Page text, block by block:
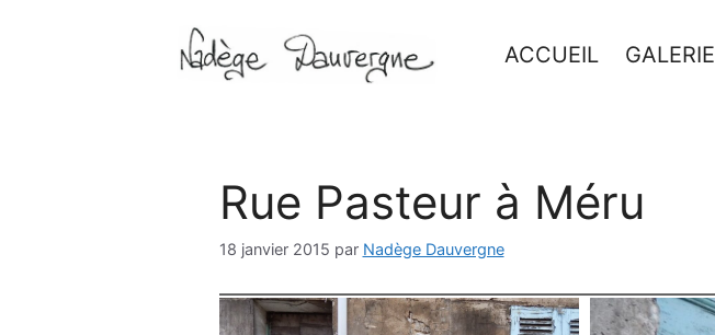
ACCUEIL GALERIE
Rue Pasteur à Méru
18 janvier 2015 par Nadège Dauvergne